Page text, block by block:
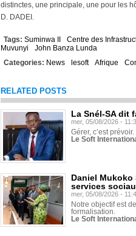
distinctes, une principale, une pour les
D. DADEI.
Tags: Suminwa II Centre des
Muvunyi
John Banza Lunda
Categories: News lesoft Afrique
RELATED POSTS
La Snél-SA dit
mer, 05/08/2026 -
Gérer, c’est
Le Soft
Daniel Mukoko
services
mer, 05/08/2026 -
Notre objectif est
formalisation.
Le Soft